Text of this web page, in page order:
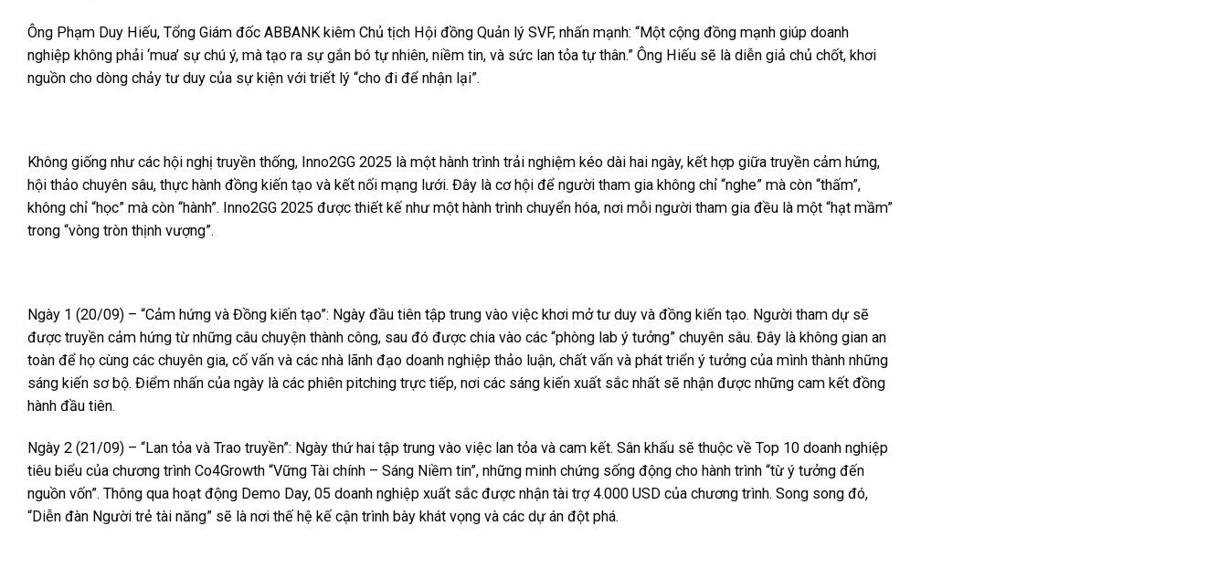
Ông Phạm Duy Hiếu, Tổng Giám đốc ABBANK kiêm Chủ tịch Hội đồng Quản lý SVF, nhấn mạnh: “Một cộng đồng mạnh giúp doanh
nghiệp không phải ‘mua’ sự chú ý, mà tạo ra sự gắn bó tự nhiên, niềm tin, và sức lan tỏa tự thân.” Ông Hiếu sẽ là diễn giả chủ chốt, khơi
nguồn cho dòng chảy tư duy của sự kiện với triết lý “cho đi để nhận lại”.
Không giống như các hội nghị truyền thống, Inno2GG 2025 là một hành trình trải nghiệm kéo dài hai ngày, kết hợp giữa truyền cảm hứng,
hội thảo chuyên sâu, thực hành đồng kiến tạo và kết nối mạng lưới. Đây là cơ hội để người tham gia không chỉ “nghe” mà còn “thấm”,
không chỉ “học” mà còn “hành”. Inno2GG 2025 được thiết kế như một hành trình chuyển hóa, nơi mỗi người tham gia đều là một “hạt mầm”
trong “vòng tròn thịnh vượng”.
Ngày 1 (20/09) – “Cảm hứng và Đồng kiến tạo”: Ngày đầu tiên tập trung vào việc khơi mở tư duy và đồng kiến tạo. Người tham dự sẽ
được truyền cảm hứng từ những câu chuyện thành công, sau đó được chia vào các “phòng lab ý tưởng” chuyên sâu. Đây là không gian an
toàn để họ cùng các chuyên gia, cố vấn và các nhà lãnh đạo doanh nghiệp thảo luận, chất vấn và phát triển ý tưởng của mình thành những
sáng kiến sơ bộ. Điểm nhấn của ngày là các phiên pitching trực tiếp, nơi các sáng kiến xuất sắc nhất sẽ nhận được những cam kết đồng
hành đầu tiên.
Ngày 2 (21/09) – “Lan tỏa và Trao truyền”: Ngày thứ hai tập trung vào việc lan tỏa và cam kết. Sân khấu sẽ thuộc về Top 10 doanh nghiệp
tiêu biểu của chương trình Co4Growth “Vững Tài chính – Sáng Niềm tin”, những minh chứng sống động cho hành trình “từ ý tưởng đến
nguồn vốn”. Thông qua hoạt động Demo Day, 05 doanh nghiệp xuất sắc được nhận tài trợ 4.000 USD của chương trình. Song song đó,
“Diễn đàn Người trẻ tài năng” sẽ là nơi thế hệ kế cận trình bày khát vọng và các dự án đột phá.